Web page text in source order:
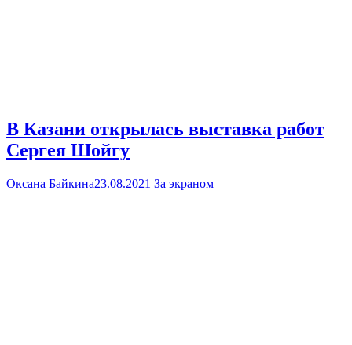
В Казани открылась выставка работ
Сергея Шойгу
Оксана Байкина23.08.2021 За экраном